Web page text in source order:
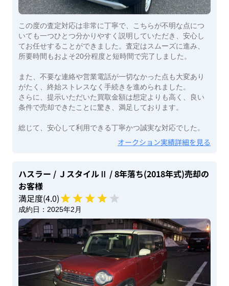
この度の査定対応は非常に丁寧で、こちらが不明な点につ
いても一つひとつ分かりやすく説明していただき、安心し
てお任せすることができました。査定はスムーズに進み、
所要時間もおよそ20分程度と短時間で完了しました。
また、不要な連絡や営業電話が一切なかった点も大変あり
がたく、終始ストレスなく手続きを進められました。
さらに、提示いただいた買取金額は想定よりも高く、良い
条件で売却できたことに驚き、満足しております。
総じて、安心して利用できる丁寧かつ誠実な対応でした。
オークション実績詳細を見る
ハスラー / ＪスタイルⅡ / 8年落ち(2018年式)売却の
お客様
満足度(4.0)
成約日： 2025年2月